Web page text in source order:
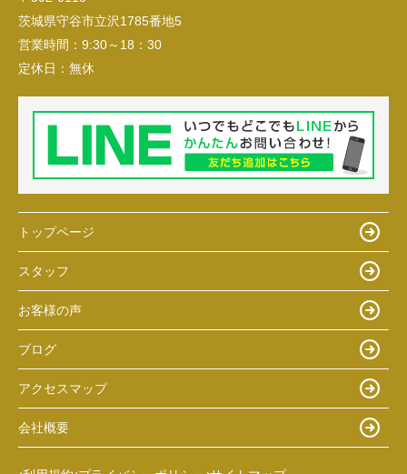
茨城県守谷市立沢1785番地5
営業時間： 9:30～18：30
定休日： 無休
トップページ
スタッフ
お客様の声
ブログ
アクセスマップ
会社概要